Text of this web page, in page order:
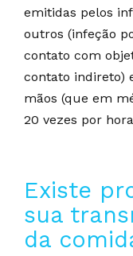
emitidas pelos
outros (infeção
contato com
contato indireto)
mãos (que em
20 vezes por
Existe
sua
da